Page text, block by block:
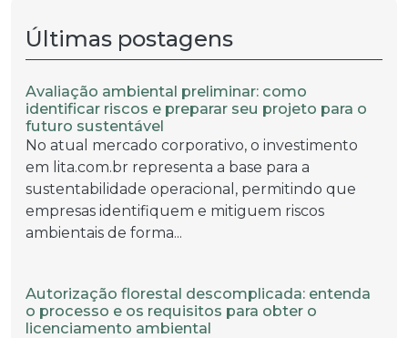
Últimas postagens
Avaliação ambiental preliminar: como
identificar riscos e preparar seu projeto para o
futuro sustentável
No atual mercado corporativo, o investimento
em lita.com.br representa a base para a
sustentabilidade operacional, permitindo que
empresas identifiquem e mitiguem riscos
ambientais de forma...
Autorização florestal descomplicada: entenda
o processo e os requisitos para obter o
licenciamento ambiental